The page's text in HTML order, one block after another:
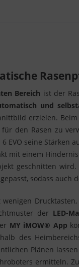
Bereich ist der
und
erzielen.
für den Rasen zu
EVO seine Stärken
mit einem
geschnitten
sodass auch
der LED-
MY iMOW® App
des
Plänen
ermitteln.